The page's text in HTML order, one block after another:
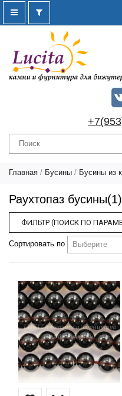
Главная / Бусины / Бусины из
Раухтопаз бусины(1)
ФИЛЬТР (ПОИСК ПО
Сортировать по